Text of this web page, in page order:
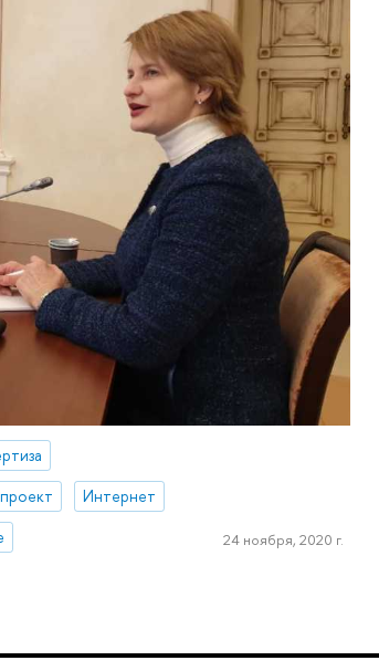
Интернет
24 ноября, 2020 г.